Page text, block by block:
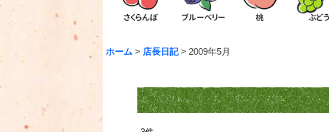
ホーム > 店長日記 > 2009年5月